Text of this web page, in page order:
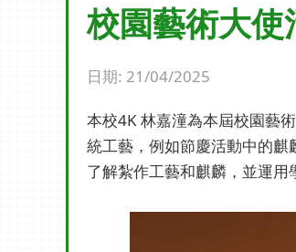
校園藝術大
日期: 21/04/2025
本校4K 林嘉潼為本屆校園藝
統工藝，例如節慶活動中的
了解紮作工藝和麒麟，並運用